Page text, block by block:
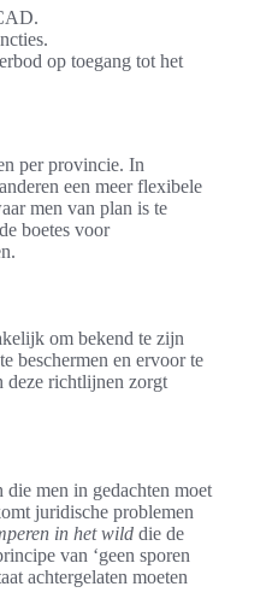
op toegang tot het
per provincie. In
een meer flexibele
men van plan is te
boetes voor
om bekend te zijn
beschermen en ervoor te
deze richtlijnen zorgt
men in gedachten moet
juridische problemen
in het wild die de
van ‘geen sporen
achtergelaten moeten